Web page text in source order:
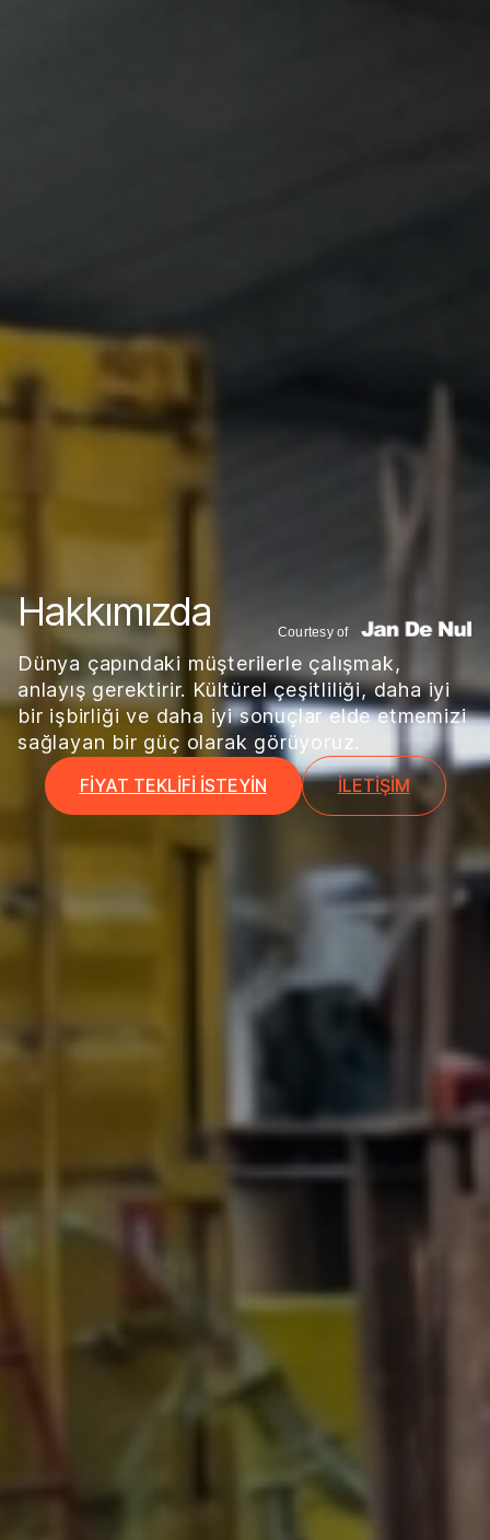
Hakkımızda
Dünya çapındaki müşterilerle çalışmak,
anlayış gerektirir. Kültürel çeşitliliği, daha iyi
bir işbirliği ve daha iyi sonuçlar elde etmemizi
sağlayan bir güç olarak görüyoruz.
FIYAT TEKLIFI ISTEYIN İLETIŞIM